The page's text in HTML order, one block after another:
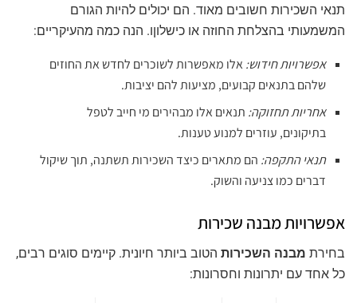
תנאי השכירות חשובים מאוד. הם יכולים להיות הגורם
המשמעותי בהצלחת החוזה או כישלוןו. הנה כמה מהעיקריים:
אפשרויות חידוש: אלו מאפשרות לשוכרים לחדש את החוזים
שלהם בתנאים קבועים, מציעות להם יציבות.
אחריות תחזוקה: תנאים אלו מבהירים מי חייב לטפל
בתיקונים, עוזרים למנוע טענות.
תנאי התקפה: הם מתארים כיצד השכירות תשתנה, תוך שיקול
דברים כמו צניעה והשוק.
אפשרויות מבנה שכירות
בחירת מבנה השכירות הטוב ביותר חיונית. קיימים סוגים רבים,
כל אחד עם יתרונות וחסרונות: